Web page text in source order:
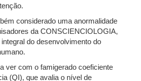
considerado uma anormalidade
da CONSCIENCIOLOGIA,
do desenvolvimento do
ver com o famigerado coeficiente
(QI), que avalia o nível de